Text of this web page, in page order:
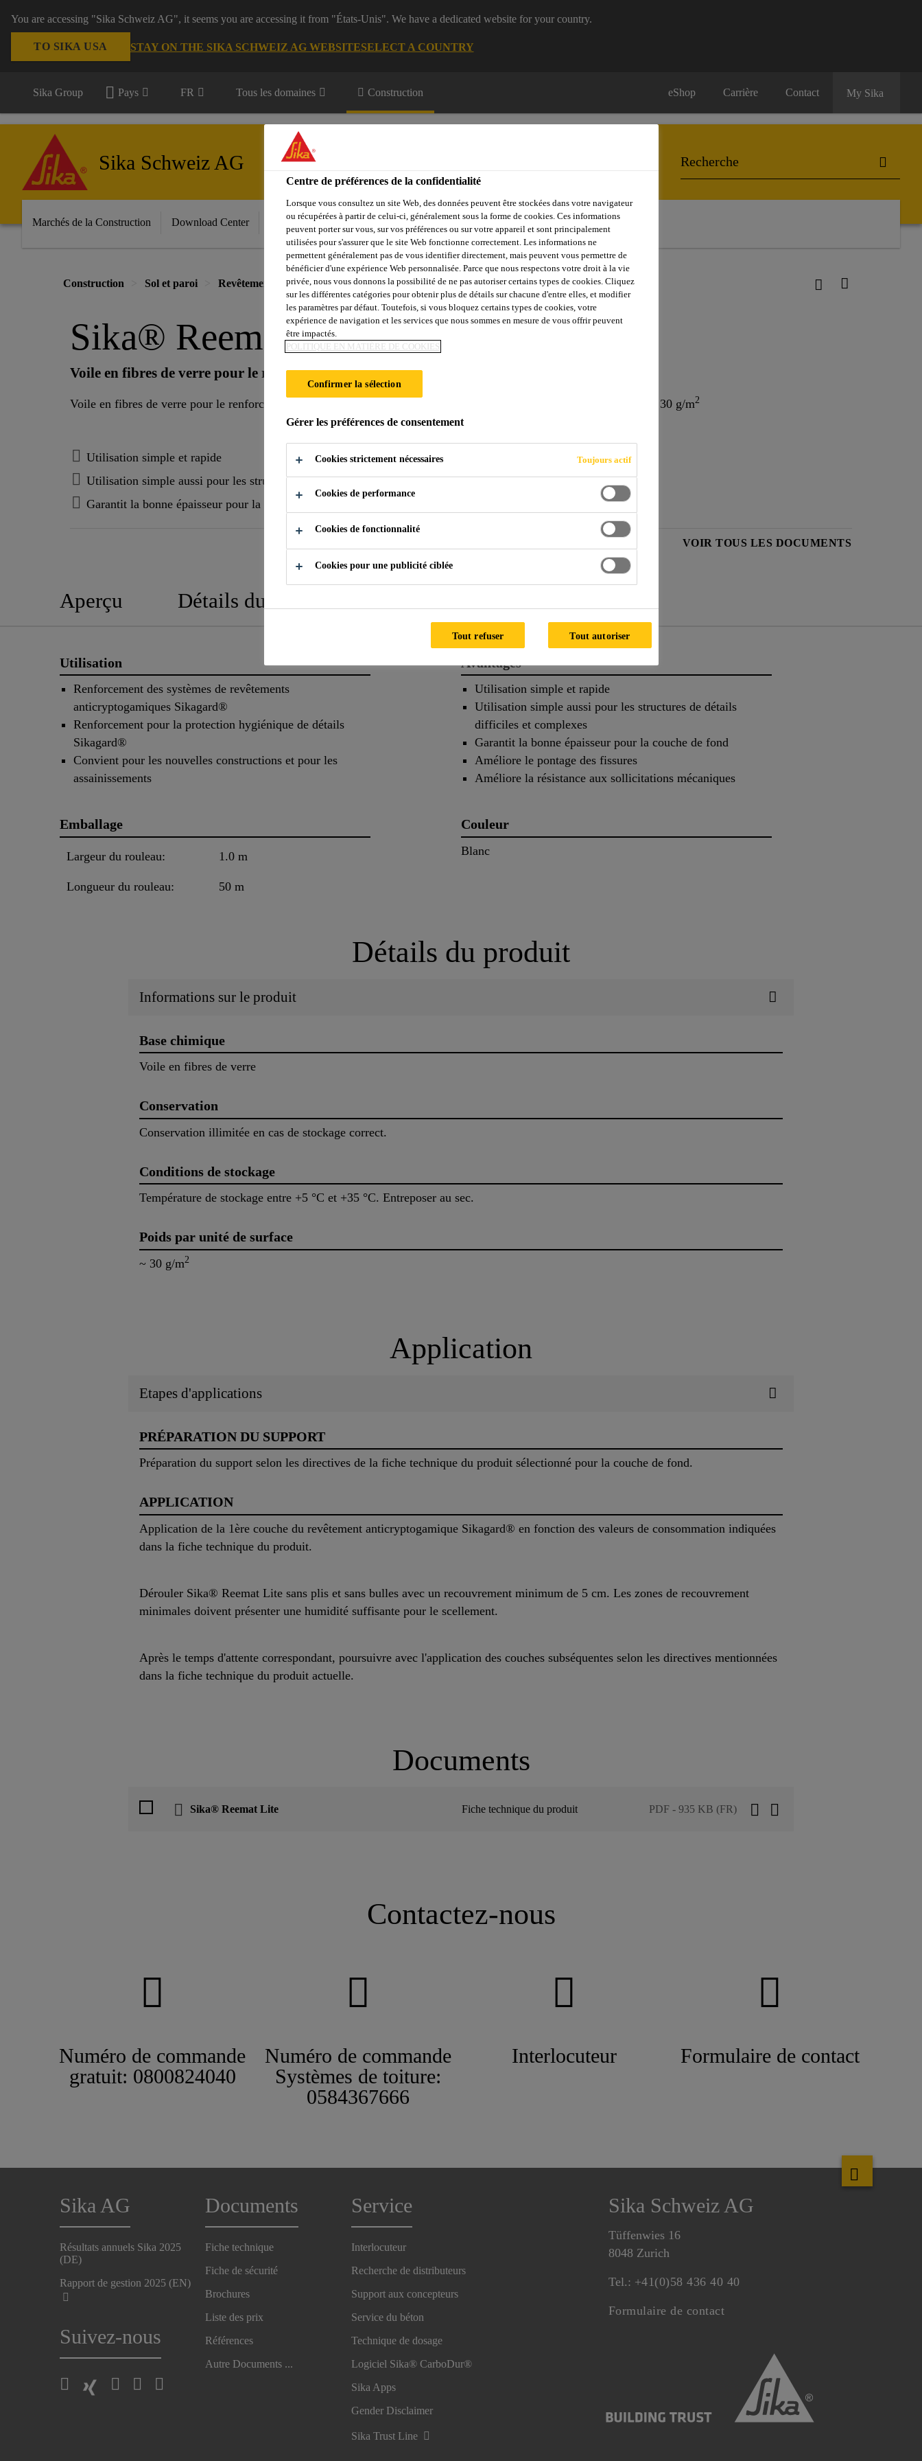
You are accessing "Sika Schweiz AG", it seems you are accessing it from "États-Unis". We have a dedicated website for your country.
TO SIKA USA STAY ON THE SIKA SCHWEIZ AG WEBSITESELECT A COUNTRY
Sika Group Pays FR Tous les domaines Construction eShop Carrière Contact My Sika
Sika Schweiz AG
Marchés de la Construction Download Center Services Objets de référence Sika Apps Interlocuteur
Construction Sol et paroi Revêtements Sable / Accessoires Sika® Reemat Lite
Sika® Reemat Lite
Voile en fibres de verre pour le renforcement
Voile en fibres de verre pour le renforcement des systèmes de revêtements anticryptogamiques Sikagard®. Densité: ~ 30 g/m2
Utilisation simple et rapide
Utilisation simple aussi pour les structures de détails difficiles et complexes
Garantit la bonne épaisseur pour la couche de fond
VOIR TOUS LES DOCUMENTS
Aperçu Détails du produit
Utilisation
Renforcement des systèmes de revêtements
anticryptogamiques Sikagard®
Renforcement pour la protection hygiénique de détails
Sikagard®
Convient pour les nouvelles constructions et pour les
assainissements
Avantages
Utilisation simple et rapide
Utilisation simple aussi pour les structures de détails
difficiles et complexes
Garantit la bonne épaisseur pour la couche de fond
Améliore le pontage des fissures
Améliore la résistance aux sollicitations mécaniques
Emballage
Largeur du rouleau: 1.0 m
Longueur du rouleau: 50 m
Couleur
Blanc
Détails du produit
Informations sur le produit
Base chimique
Voile en fibres de verre
Conservation
Conservation illimitée en cas de stockage correct.
Conditions de stockage
Température de stockage entre +5 °C et +35 °C. Entreposer au sec.
Poids par unité de surface
~ 30 g/m2
Application
Etapes d'applications
PRÉPARATION DU SUPPORT
Préparation du support selon les directives de la fiche technique du produit sélectionné pour la couche de fond.
APPLICATION
Application de la 1ère couche du revêtement anticryptogamique Sikagard® en fonction des valeurs de consommation indiquées
dans la fiche technique du produit.
Dérouler Sika® Reemat Lite sans plis et sans bulles avec un recouvrement minimum de 5 cm. Les zones de recouvrement
minimales doivent présenter une humidité suffisante pour le scellement.
Après le temps d'attente correspondant, poursuivre avec l'application des couches subséquentes selon les directives mentionnées
dans la fiche technique du produit actuelle.
Documents
Sika® Reemat Lite Fiche technique du produit PDF - 935 KB (FR)
Contactez-nous
Numéro de commande
gratuit: 0800824040
Numéro de commande
Systèmes de toiture:
0584367666
Interlocuteur Formulaire de contact
Sika AG
Résultats annuels Sika 2025
(DE)
Rapport de gestion 2025 (EN)
Suivez-nous
Documents
Fiche technique
Fiche de sécurité
Brochures
Liste des prix
Références
Autre Documents ...
Service
Interlocuteur
Recherche de distributeurs
Support aux concepteurs
Service du béton
Technique de dosage
Logiciel Sika® CarboDur®
Sika Apps
Gender Disclaimer
Sika Trust Line
Sika Schweiz AG
Tüffenwies 16
8048 Zurich
Tel.: +41(0)58 436 40 40
Formulaire de contact
Centre de préférences de la confidentialité
Lorsque vous consultez un site Web, des données peuvent être stockées dans votre navigateur
ou récupérées à partir de celui-ci, généralement sous la forme de cookies. Ces informations
peuvent porter sur vous, sur vos préférences ou sur votre appareil et sont principalement
utilisées pour s'assurer que le site Web fonctionne correctement. Les informations ne
permettent généralement pas de vous identifier directement, mais peuvent vous permettre de
bénéficier d'une expérience Web personnalisée. Parce que nous respectons votre droit à la vie
privée, nous vous donnons la possibilité de ne pas autoriser certains types de cookies. Cliquez
sur les différentes catégories pour obtenir plus de détails sur chacune d'entre elles, et modifier
les paramètres par défaut. Toutefois, si vous bloquez certains types de cookies, votre
expérience de navigation et les services que nous sommes en mesure de vous offrir peuvent
être impactés.
POLITIQUE EN MATIÈRE DE COOKIES
Confirmer la sélection
Gérer les préférences de consentement
Cookies strictement nécessaires Toujours actif
Cookies de performance
Cookies de fonctionnalité
Cookies pour une publicité ciblée
Tout refuser Tout autoriser